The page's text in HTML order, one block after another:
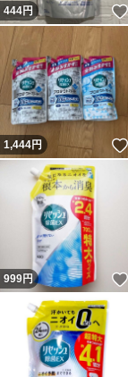
444円
1,444円
999円